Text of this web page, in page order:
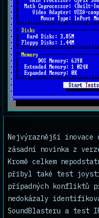
Nejvýraznější
zásadní novinka z
Kromě celkem
přibyl také test
případných konfliktů
nedokázaly
SoundBlasteru a test